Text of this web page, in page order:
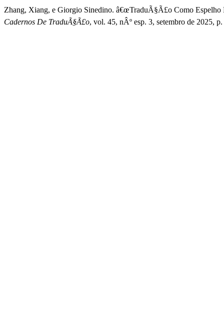
Zhang, Xiang, e Giorgio Sinedino. â€œTraduÃ§Ã£o Como Espelho
Cadernos De TraduÃ§Ã£o, vol. 45, nÂº esp. 3, setembro de 2025,